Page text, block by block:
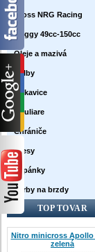
Cross NRG Racing
Buggy 49cc-150cc
Oleje a mazivá
Prilby
Rukavice
Okuliare
Chrániče
Dresy
Topánky
Farby na brzdy
TOP TOVAR
Nitro minicross Apollo
zelená